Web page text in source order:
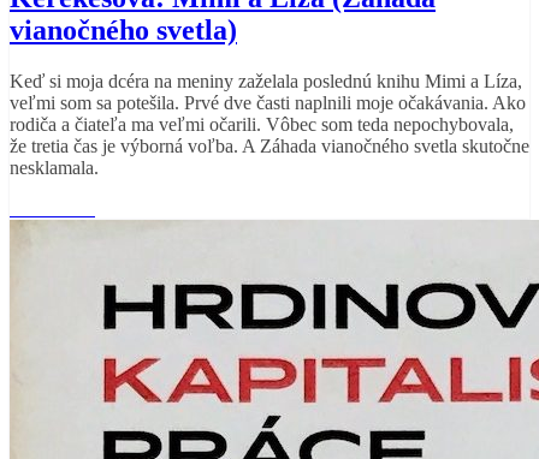
vianočného svetla)
Keď si moja dcéra na meniny zaželala poslednú knihu Mimi a Líza,
veľmi som sa potešila. Prvé dve časti naplnili moje očakávania. Ako
rodiča a čiateľa ma veľmi očarili. Vôbec som teda nepochybovala,
že tretia čas je výborná voľba. A Záhada vianočného svetla skutočne
nesklamala.